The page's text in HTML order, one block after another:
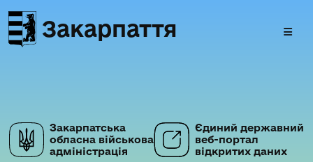
Закарпаття
Закарпатська
обласна військова
адміністрація
Єдиний державний
веб-портал
відкритих даних